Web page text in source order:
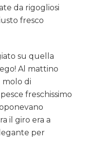
da rigogliosi
fresco
su quella
Al mattino
molo di
freschissimo
il giro era a
per